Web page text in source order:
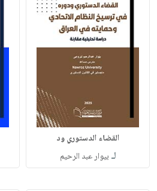
القضاء الدستوري ود
لـ بيوار عبد الرحيم